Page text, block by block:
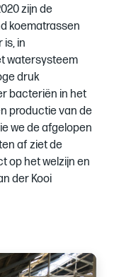
zijn de
koematrassen
is, in
watersysteem
druk
bacteriën in het
productie van de
we de afgelopen
af ziet de
op het welzijn en
der Kooi